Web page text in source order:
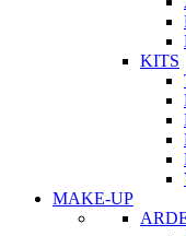
KITS
MAKE-UP